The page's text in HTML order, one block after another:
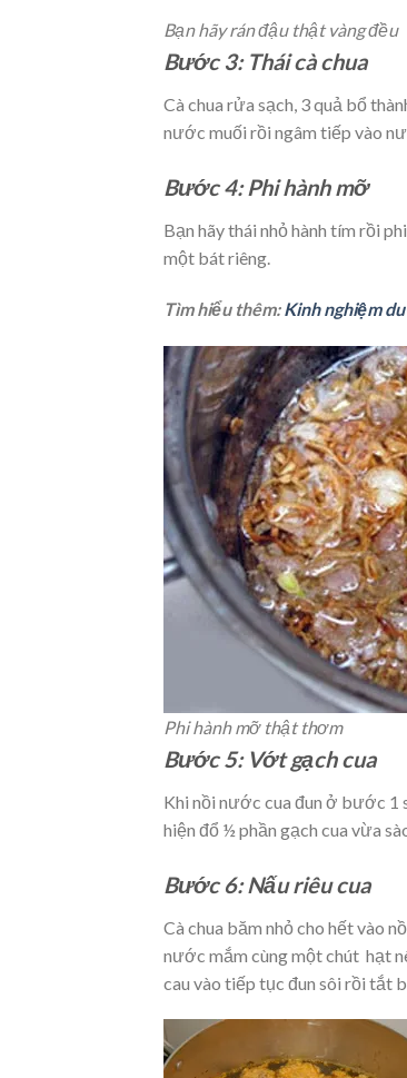
Bạn hãy rán đậu thật vàng đều
Bước 3: Thái cà chua
Cà chua rửa sạch, 3 quả bổ
nước muối rồi ngâm tiếp vào
Bước 4: Phi hành mỡ
Bạn hãy thái nhỏ hành tím rồi
một bát riêng.
Tìm hiểu thêm:Kinh nghiệm
Phi hành mỡ thật thơm
Bước 5: Vớt gạch cua
Khi nồi nước cua đun ở bước 1
hiện đổ ½ phần gạch cua vừa
Bước 6: Nấu riêu cua
Cà chua băm nhỏ cho hết vào
nước mắm cùng một chút hạt
cau vào tiếp tục đun sôi rồi tắt